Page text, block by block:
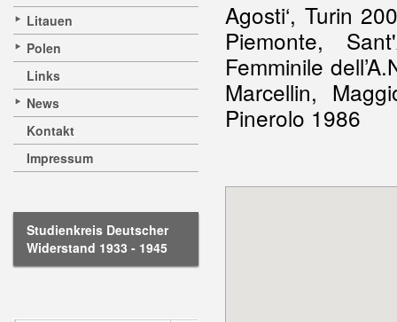
Litauen
Polen
Links
News
Kontakt
Impressum
Studienkreis Deutscher
Widerstand 1933 - 1945
Agosti‘, Turin
Piemonte,
Femminile
Marcellin,
Pinerolo 1986